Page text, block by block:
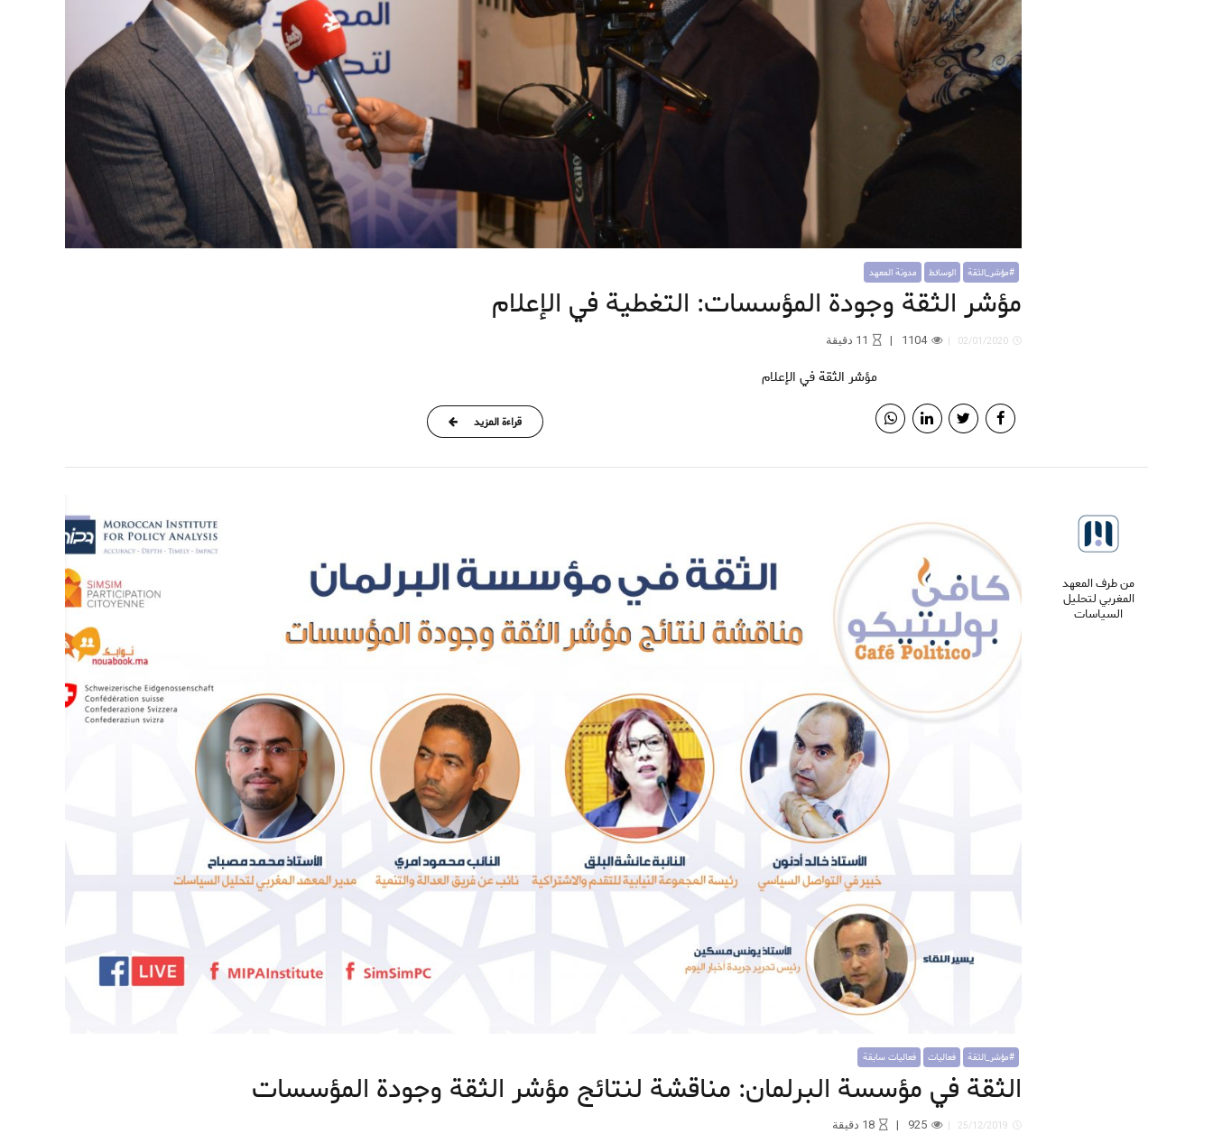
التنمية الاقتصادية
الاقتصاد غير المهيكل يتحدى برنامج
الحماية الاجتماعية
الأبحاث الاصلاحات المؤسساتية
صدور الكتاب الأول من سلسلة “دفاتر
السياسات العمومية”
أبرز المواضيع الأبحاث الاصلاحات المؤسساتية التنمية الاقتصادية
كيف نتجاوز “مغرب السرعتين”؟
#مؤشر_الثقة الوسائط مدونة المعهد
مؤشر الثقة وجودة المؤسسات: التغطية في الإعلام
02/01/2020
1104
11 دقيقة
مؤشر الثقة في الإعلام
قراءة المزيد
من طرف المعهد
المغربي لتحليل
السياسات
#مؤشر_الثقة فعاليات فعاليات سابقة
الثقة في مؤسسة البرلمان: مناقشة لنتائج مؤشر الثقة وجودة المؤسسات
25/12/2019
925
18 دقيقة